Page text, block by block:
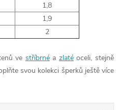
1,8
1,9
2
ve stříbrnéa zlatéoceli, stejně
svou kolekci šperků ještě více